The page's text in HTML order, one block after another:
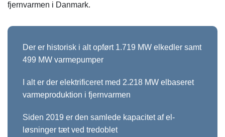
fjernvarmen i Danmark.
Der er historisk i alt opført 1.719 MW elkedler samt
499 MW varmepumper
I alt er der elektrificeret med 2.218 MW elbaseret
varmeproduktion i fjernvarmen
Siden 2019 er den samlede kapacitet af el-
løsninger tæt ved tredoblet